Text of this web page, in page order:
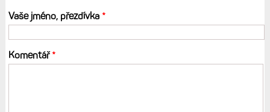
Vaše jméno, přezdívka *
Komentář*